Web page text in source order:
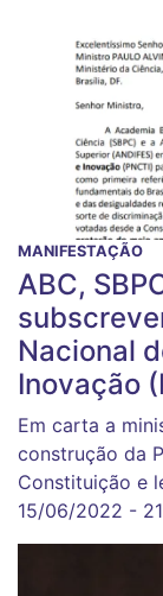
MANIFESTAÇÃO
ABC,
Nacional
Inovação
Em carta a
construção da
Constituição e
15/06/2022 -